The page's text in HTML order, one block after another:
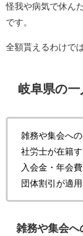
怪我や病気で休ん
です。
全額貰えるわけで
岐阜県の
雑務や集会へ
社労士が在籍
入会金・年会
団体割引が適
雑務や集会へ